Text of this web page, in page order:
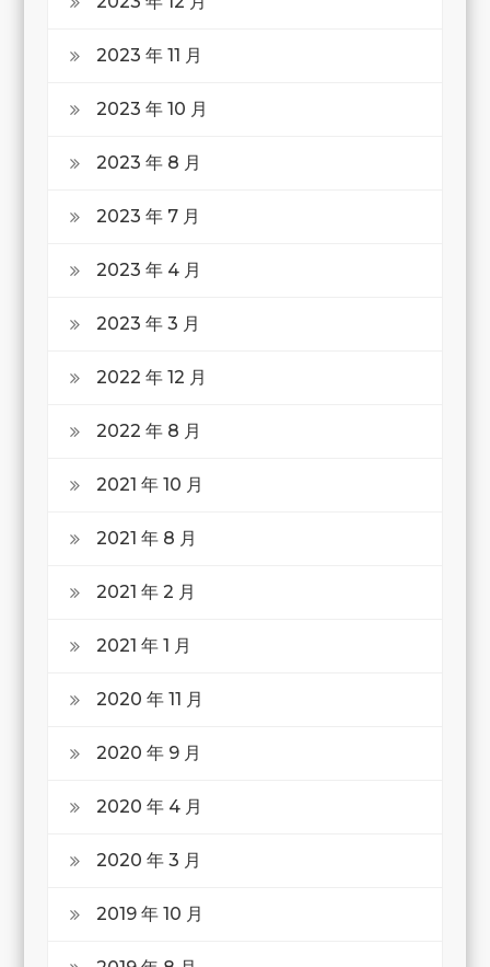
2023 年 11 月
2023 年 10 月
2023 年 8 月
2023 年 7 月
2023 年 4 月
2023 年 3 月
2022 年 12 月
2022 年 8 月
2021 年 10 月
2021 年 8 月
2021 年 2 月
2021 年 1 月
2020 年 11 月
2020 年 9 月
2020 年 4 月
2020 年 3 月
2019 年 10 月